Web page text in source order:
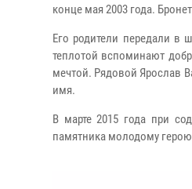
конце мая 2003 года.
Его родители передали
теплотой вспоминают
мечтой. Рядовой Ярослав
имя.
В марте 2015 года при
памятника молодому